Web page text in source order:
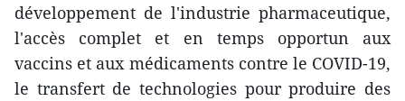
développement de l'industrie pharmaceutique,
l'accès complet et en temps opportun aux
vaccins et aux médicaments contre le COVID-19,
le transfert de technologies pour produire des